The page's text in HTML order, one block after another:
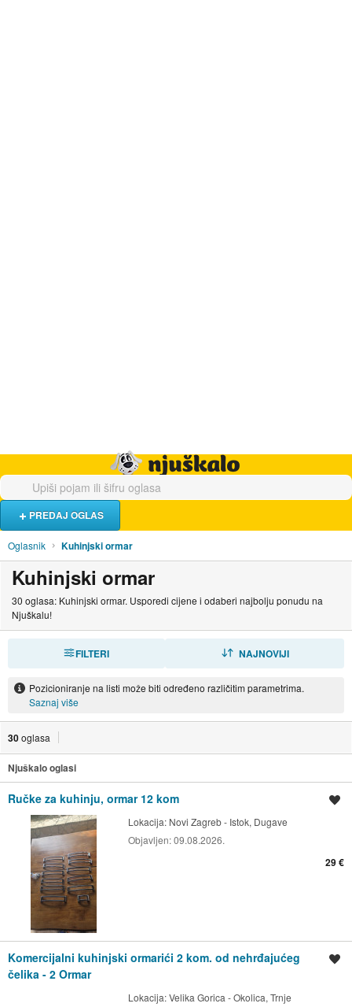
PREDAJ OGLAS
Oglasnik Kuhinjski ormar
Kuhinjski ormar
30 oglasa: Kuhinjski ormar. Usporedi cijene i odaberi najbolju ponudu na
Njuškalu!
FILTERI NAJNOVIJI
Pozicioniranje na listi može biti određeno različitim parametrima.
Saznaj više
30oglasa
Njuškalo oglasi
Ručke za kuhinju, ormar 12 kom
Lokacija: Novi Zagreb - Istok, Dugave
Objavljen:09.08.2026.
29 €
Komercijalni kuhinjski ormarići 2 kom. od nehrđajućeg
čelika - 2 Ormar
Lokacija:Velika Gorica - Okolica, Trnje